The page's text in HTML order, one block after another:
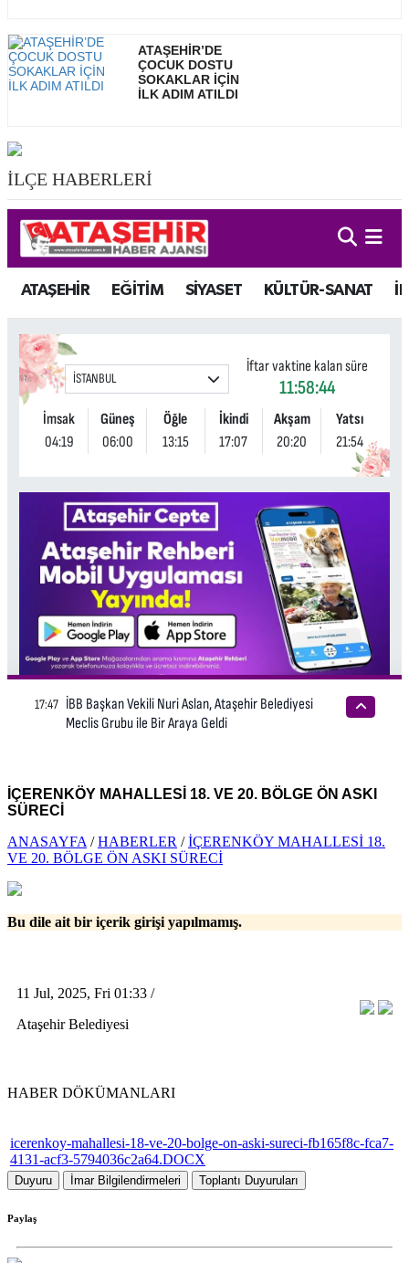
ATAŞEHİR’DE
ÇOCUK DOSTU
SOKAKLAR İÇİN
İLK ADIM ATILDI
İLÇE HABERLERİ
İÇERENKÖY MAHALLESİ 18. VE 20. BÖLGE ÖN ASKI
SÜRECİ
ANASAYFA /HABERLER /İÇERENKÖY MAHALLESİ 18.
VE 20. BÖLGE ÖN ASKI SÜRECİ
Bu dile ait bir içerik girişi yapılmamış.
11 Jul, 2025, Fri 01:33 /
Ataşehir Belediyesi
HABER DÖKÜMANLARI
icerenkoy-mahallesi-18-ve-20-bolge-on-aski-sureci-fb165f8c-fca7-
4131-acf3-5794036c2a64.DOCX
Duyuru İmar Bilgilendirmeleri Toplantı Duyuruları
Paylaş